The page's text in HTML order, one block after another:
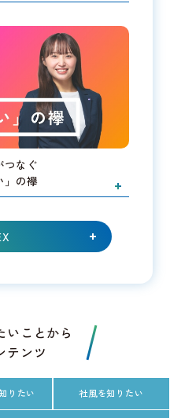
つなぐ
」の襷
いことから
テンツ
りたい 社風を知りたい